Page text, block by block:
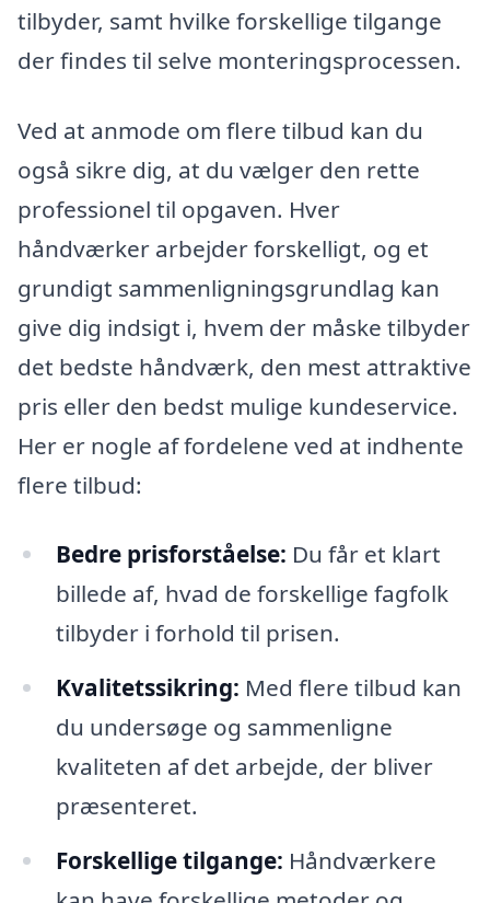
tilbyder, samt hvilke forskellige tilgange
der findes til selve monteringsprocessen.
Ved at anmode om flere tilbud kan du
også sikre dig, at du vælger den rette
professionel til opgaven. Hver
håndværker arbejder forskelligt, og et
grundigt sammenligningsgrundlag kan
give dig indsigt i, hvem der måske tilbyder
det bedste håndværk, den mest attraktive
pris eller den bedst mulige kundeservice.
Her er nogle af fordelene ved at indhente
flere tilbud:
Bedre prisforståelse: Du får et klart
billede af, hvad de forskellige fagfolk
tilbyder i forhold til prisen.
Kvalitetssikring: Med flere tilbud kan
du undersøge og sammenligne
kvaliteten af det arbejde, der bliver
præsenteret.
Forskellige tilgange: Håndværkere